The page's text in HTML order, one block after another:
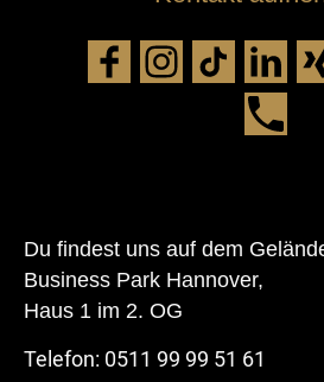
Du findest uns auf dem
Business Park Hannover,
Haus 1 im 2. OG
Telefon: 0511 99 99 51 61